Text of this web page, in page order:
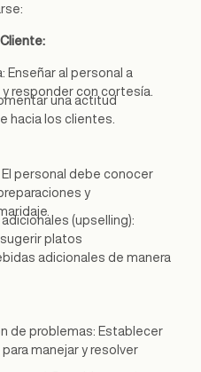
Enseñar al personal a
responder con cortesía.
una actitud
hacia los clientes.
personal debe conocer
y
(upselling):
platos
adicionales de manera
de problemas: Establecer
manejar y resolver